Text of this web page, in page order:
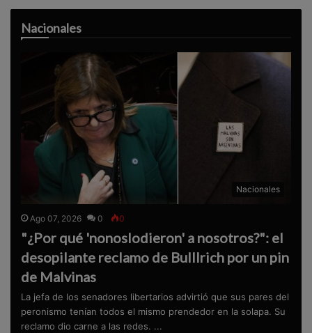
Nacionales
Nacionales
Ago 07, 2026 0 0
"¿Por qué 'nonoslodieron' a nosotros?": el
desopilante reclamo de Bulllrich por un pin
de Malvinas
La jefa de los senadores libertarios advirtió que sus pares del
peronismo tenían todos el mismo prendedor en la solapa. Su
reclamo dio carne a las redes. ...